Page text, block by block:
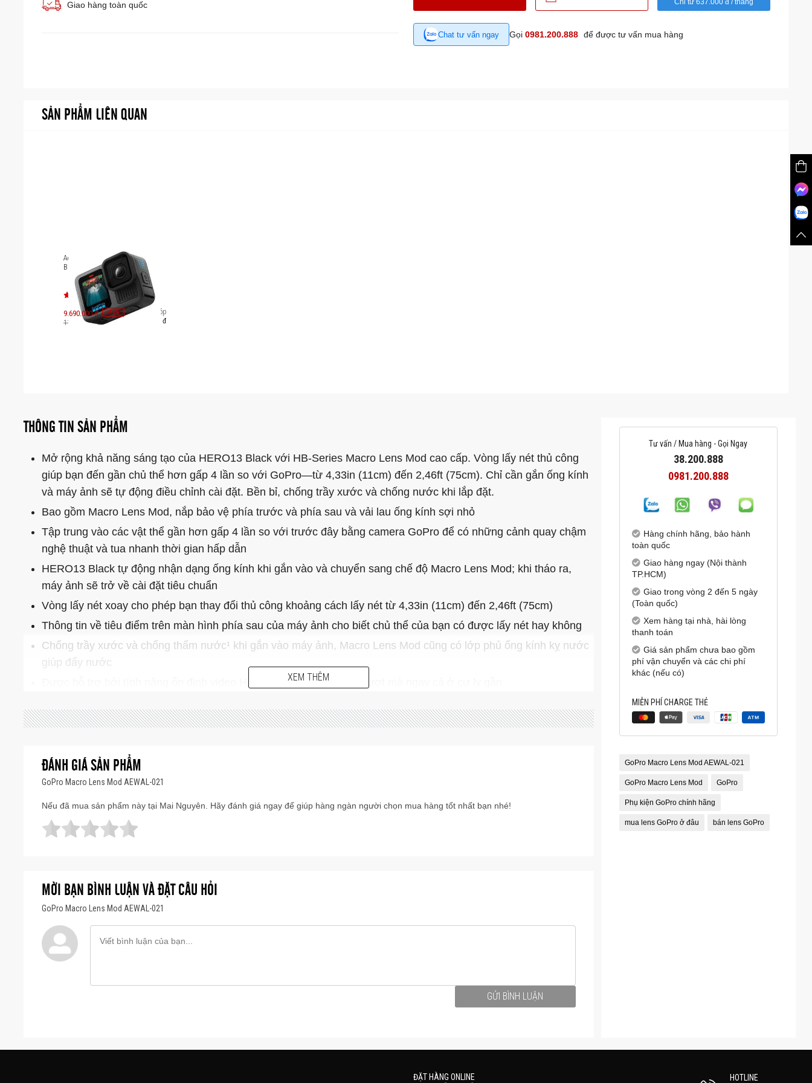
Giao hàng toàn quốc
Chat tư vấn ngay Gọi 0981.200.888 để được tư vấn mua hàng
SẢN PHẨM LIÊN QUAN
Action camera GoPro HERO13
Black CHDHX-131-RW
9.690.000 đ -16%
-16%
11.490.000 đ
Trả góp
1.672.000 đ
THÔNG TIN SẢN PHẨM
Mở rộng khả năng sáng tạo của HERO13 Black với HB-Series Macro Lens Mod cao cấp. Vòng lấy nét thủ công
giúp bạn đến gần chủ thể hơn gấp 4 lần so với GoPro—từ 4,33in (11cm) đến 2,46ft (75cm). Chỉ cần gắn ống kính
và máy ảnh sẽ tự động điều chỉnh cài đặt. Bền bỉ, chống trầy xước và chống nước khi lắp đặt.
Bao gồm Macro Lens Mod, nắp bảo vệ phía trước và phía sau và vải lau ống kính sợi nhỏ
Tập trung vào các vật thể gần hơn gấp 4 lần so với trước đây bằng camera GoPro để có những cảnh quay chậm
nghệ thuật và tua nhanh thời gian hấp dẫn
HERO13 Black tự động nhận dạng ống kính khi gắn vào và chuyển sang chế độ Macro Lens Mod; khi tháo ra,
máy ảnh sẽ trở về cài đặt tiêu chuẩn
Vòng lấy nét xoay cho phép bạn thay đổi thủ công khoảng cách lấy nét từ 4,33in (11cm) đến 2,46ft (75cm)
Thông tin về tiêu điểm trên màn hình phía sau của máy ảnh cho biết chủ thể của bạn có được lấy nét hay không
Chống trầy xước và chống thấm nước¹ khi gắn vào máy ảnh, Macro Lens Mod cũng có lớp phủ ống kính kỵ nước
giúp đẩy nước
Được hỗ trợ bởi tính năng ổn định video HyperSmooth cho video mượt mà ngay cả ở cự ly gần
Một phần của bộ sưu tập ống kính HB-Series hiệu suất cao—dành riêng cho HERO13 Black
XEM THÊM
ĐÁNH GIÁ SẢN PHẨM
GoPro Macro Lens Mod AEWAL-021
Nếu đã mua sản phẩm này tại Mai Nguyên. Hãy đánh giá ngay để giúp hàng ngàn người chọn mua hàng tốt nhất bạn nhé!
MỜI BẠN BÌNH LUẬN VÀ ĐẶT CÂU HỎI
GoPro Macro Lens Mod AEWAL-021
GỬI BÌNH LUẬN
Tư vấn / Mua hàng - Gọi Ngay
38.200.888
0981.200.888
Hàng chính hãng, bảo hành
toàn quốc
Giao hàng ngay (Nội thành
TP.HCM)
Giao trong vòng 2 đến 5 ngày
(Toàn quốc)
Xem hàng tại nhà, hài lòng
thanh toán
Giá sản phẩm chưa bao gồm
phí vận chuyển và các chi phí
khác (nếu có)
MIỄN PHÍ CHARGE THẺ
GoPro Macro Lens Mod AEWAL-021
GoPro Macro Lens Mod GoPro
Phụ kiện GoPro chính hãng
mua lens GoPro ở đâu bán lens GoPro
ĐẶT HÀNG ONLINE HOTLINE